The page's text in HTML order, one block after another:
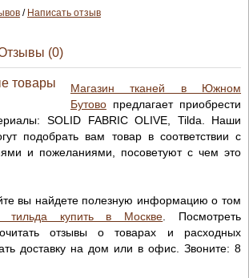
/ Написать отзыв
(0)
товары
Магазин тканей в Южном
Бутовопредлагает приобрести
SOLID FABRIC OLIVE, Tilda. Наши
подобрать вам товар в соответствии с
и пожеланиями, посоветуют с чем это
вы найдете полезную информацию о том
тильда купить в Москве . Посмотреть
отзывы о товарах и расходных
доставку на дом или в офис. Звоните: 8